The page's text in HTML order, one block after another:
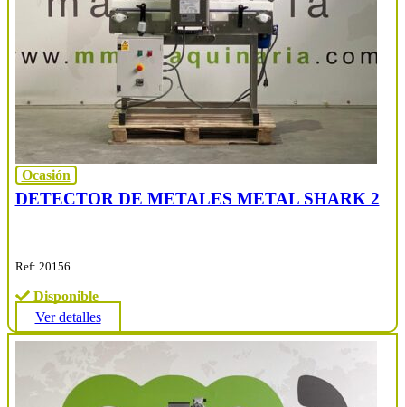
Ocasión
DETECTOR DE METALES METAL SHARK 2
Ref: 20156
Disponible
Ver detalles